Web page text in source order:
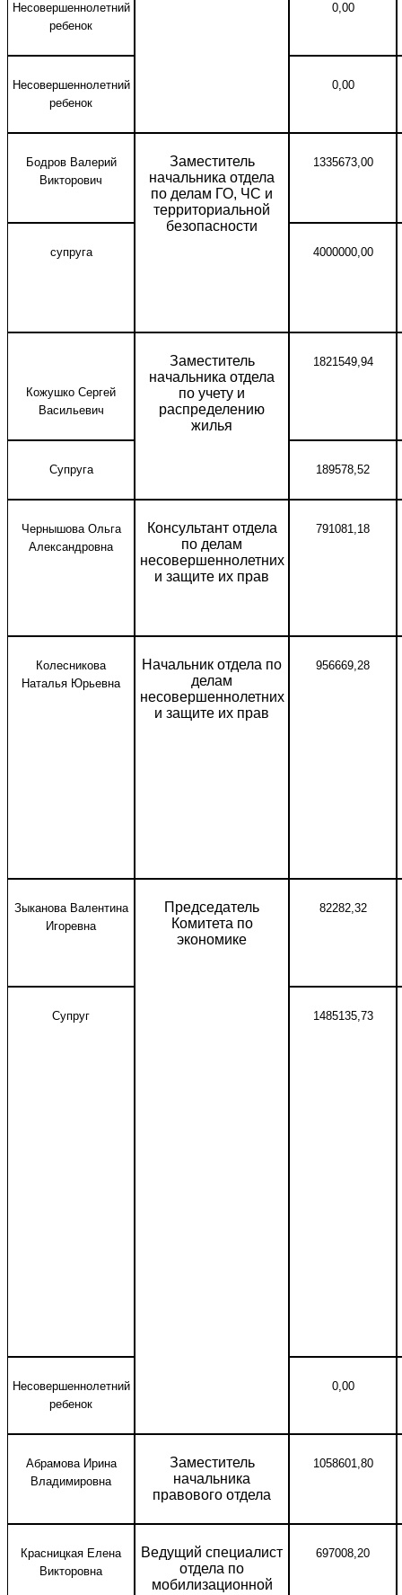
Несовершеннолетний
ребенок
0,00
Несовершеннолетний
ребенок
0,00
Бодров Валерий
Викторович
Заместитель
начальника отдела
по делам ГО, ЧС и
территориальной
безопасности
1335673,00
супруга 4000000,00
Кожушко Сергей
Васильевич
Заместитель
начальника отдела
по учету и
распределению
жилья
1821549,94
Супруга 189578,52
Чернышова Ольга
Александровна
Консультант отдела
по делам
несовершеннолетних
и защите их прав
791081,18
Колесникова
Наталья Юрьевна
Начальник отдела по
делам
несовершеннолетних
и защите их прав
956669,28
Зыканова Валентина
Игоревна
Председатель
Комитета по
экономике
82282,32
Супруг 1485135,73
Несовершеннолетний
ребенок
0,00
Абрамова Ирина
Владимировна
Заместитель
начальника
правового отдела
1058601,80
Красницкая Елена
Викторовна
Ведущий специалист
отдела по
мобилизационной
697008,20